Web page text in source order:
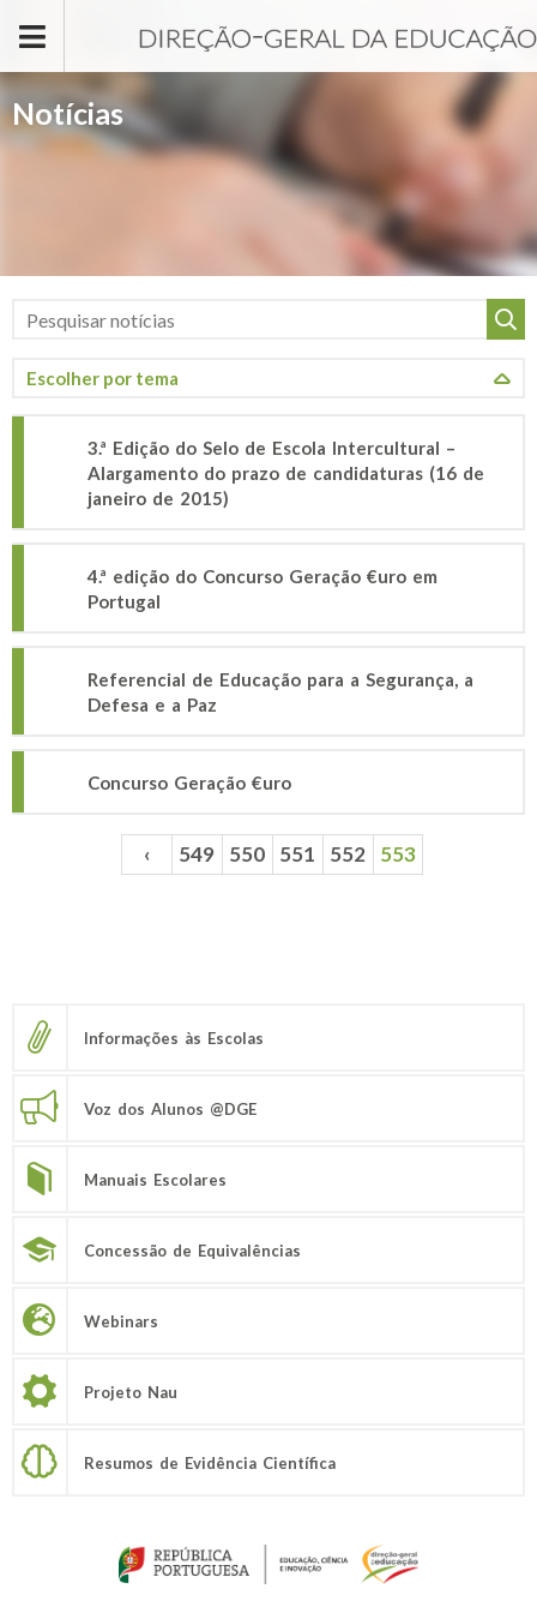
Notícias
3.ª Edição do Selo de Escola Intercultural –
Alargamento do prazo de candidaturas (16 de
janeiro de 2015)
4.ª edição do Concurso Geração €uro em
Portugal
Referencial de Educação para a Segurança, a
Defesa e a Paz
Concurso Geração €uro
‹ 549 550 551 552 553
Informações às Escolas
Voz dos Alunos @DGE
Manuais Escolares
Concessão de Equivalências
Webinars
Projeto Nau
Resumos de Evidência Científica